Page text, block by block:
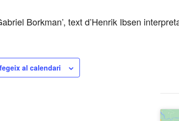
Borkman’, text d’Henrik Ibsen
al calendari